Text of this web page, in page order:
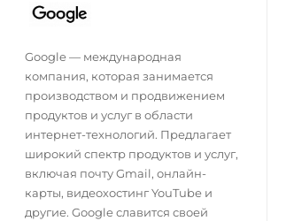
Google — международная
компания, которая занимается
производством и продвижением
продуктов и услуг в области
интернет-технологий. Предлагает
широкий спектр продуктов и услуг,
включая почту Gmail, онлайн-
карты, видеохостинг YouTube и
другие. Google славится своей